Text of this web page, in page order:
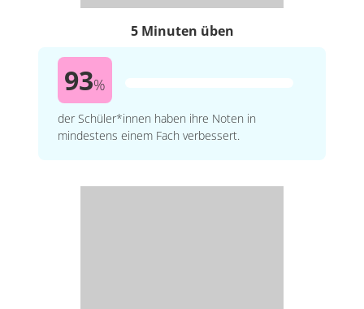
5 Minuten üben
93%
der Schüler*innen haben ihre Noten in
mindestens einem Fach verbessert.